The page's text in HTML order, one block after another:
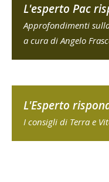
L'esperto Pac
Approfondimenti
a cura di Angelo
L'Esperto
I consigli di Terra e